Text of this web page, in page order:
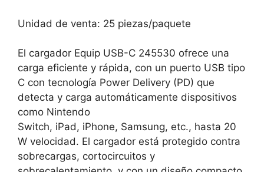
Unidad de venta: 25 piezas/paquete
El cargador Equip USB-C 245530 ofrece una
carga eficiente y rápida, con un puerto USB tipo
C con tecnología Power Delivery (PD) que
detecta y carga automáticamente dispositivos
como Nintendo
Switch, iPad, iPhone, Samsung, etc., hasta 20
W velocidad. El cargador está protegido contra
sobrecargas, cortocircuitos y